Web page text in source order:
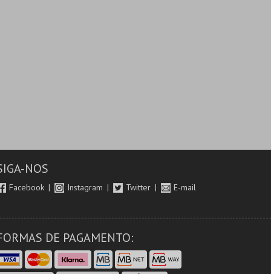
NOS
Facebook Instagram Twitter E-mail
DE PAGAMENTO: